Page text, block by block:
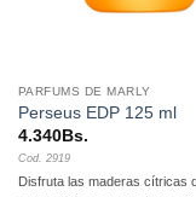
PARFUMS DE MARLY
Perseus EDP 125 ml
4.340Bs.
Cod. 2919
Disfruta las maderas cítricas